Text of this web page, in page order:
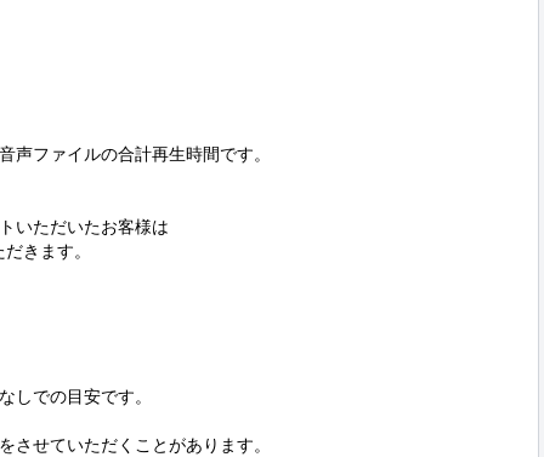
ファイルの合計再生時間です。
ただいたお客様は
ます。
での目安です。
せていただくことがあります。